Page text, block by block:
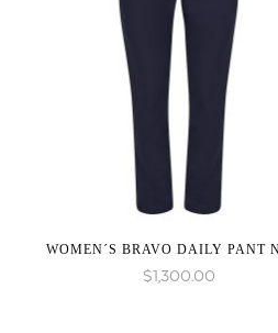
WOMEN´S BRAVO DAILY PANT
$1,300.00